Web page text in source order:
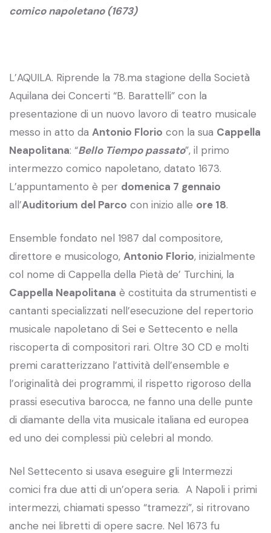
comico napoletano (1673)
L’AQUILA. Riprende la 78.ma stagione della Società
Aquilana dei Concerti “B. Barattelli” con la
presentazione di un nuovo lavoro di teatro musicale
messo in atto da Antonio Florio con la sua Cappella
Neapolitana: “Bello Tiempo passato”, il primo
intermezzo comico napoletano, datato 1673.
L’appuntamento è per domenica 7 gennaio
all’Auditorium del Parco con inizio alle ore 18.
Ensemble fondato nel 1987 dal compositore,
direttore e musicologo, Antonio Florio, inizialmente
col nome di Cappella della Pietà de’ Turchini, la
Cappella Neapolitana è costituita da strumentisti e
cantanti specializzati nell’esecuzione del repertorio
musicale napoletano di Sei e Settecento e nella
riscoperta di compositori rari. Oltre 30 CD e molti
premi caratterizzano l’attività dell’ensemble e
l’originalità dei programmi, il rispetto rigoroso della
prassi esecutiva barocca, ne fanno una delle punte
di diamante della vita musicale italiana ed europea
ed uno dei complessi più celebri al mondo.
Nel Settecento si usava eseguire gli Intermezzi
comici fra due atti di un’opera seria. A Napoli i primi
intermezzi, chiamati spesso “tramezzi”, si ritrovano
anche nei libretti di opere sacre. Nel 1673 fu